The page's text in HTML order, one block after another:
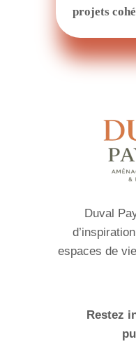
projets
Duval
espaces de
Restez